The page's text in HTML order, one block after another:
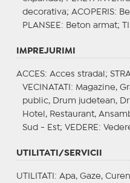
decorativa; ACOPERIS:
PLANSEE : Beton armat;
IMPREJURIMI
ACCES: Acces stradal;
VECINATATI : Magazine,
public, Drum judetean,
Hotel, Restaurant,
Sud - Est; VEDERE :
UTILITATI/SERVICII
UTILITATI : Apa, Gaze,